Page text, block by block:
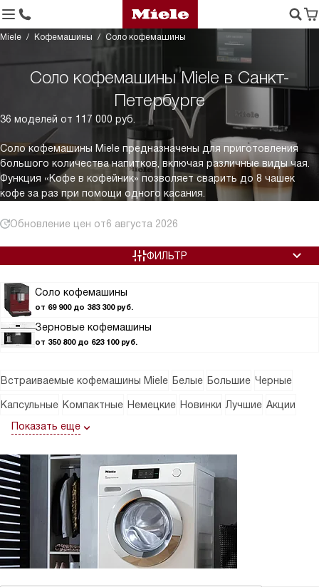
Miele Кофемашины Соло кофемашины
Соло кофемашины Miele в Санкт-
Петербурге
36 моделей от 117 000 руб.
Соло кофемашины Miele предназначены для приготовления
большого количества напитков, включая различные виды чая.
Функция «Кофе в кофейник» позволяет сварить до 8 чашек
кофе за раз при помощи одного касания.
Обновление цен от6 августа 2026
Соло кофемашины
от 69 900 до 383 300 руб.
Зерновые кофемашины
от 350 800 до 623 100 руб.
ФИЛЬТР
Встраиваемые кофемашины Miele Белые Большие Черные
Капсульные Компактные Немецкие Новинки Лучшие Акции
Показать еще